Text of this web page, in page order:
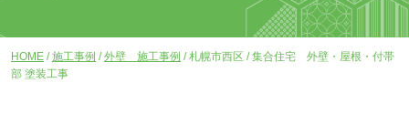
HOME /施工事例 /外壁 施工事例 /札幌市西区 / 集合住宅 外壁・屋根・付帯
部 塗装工事